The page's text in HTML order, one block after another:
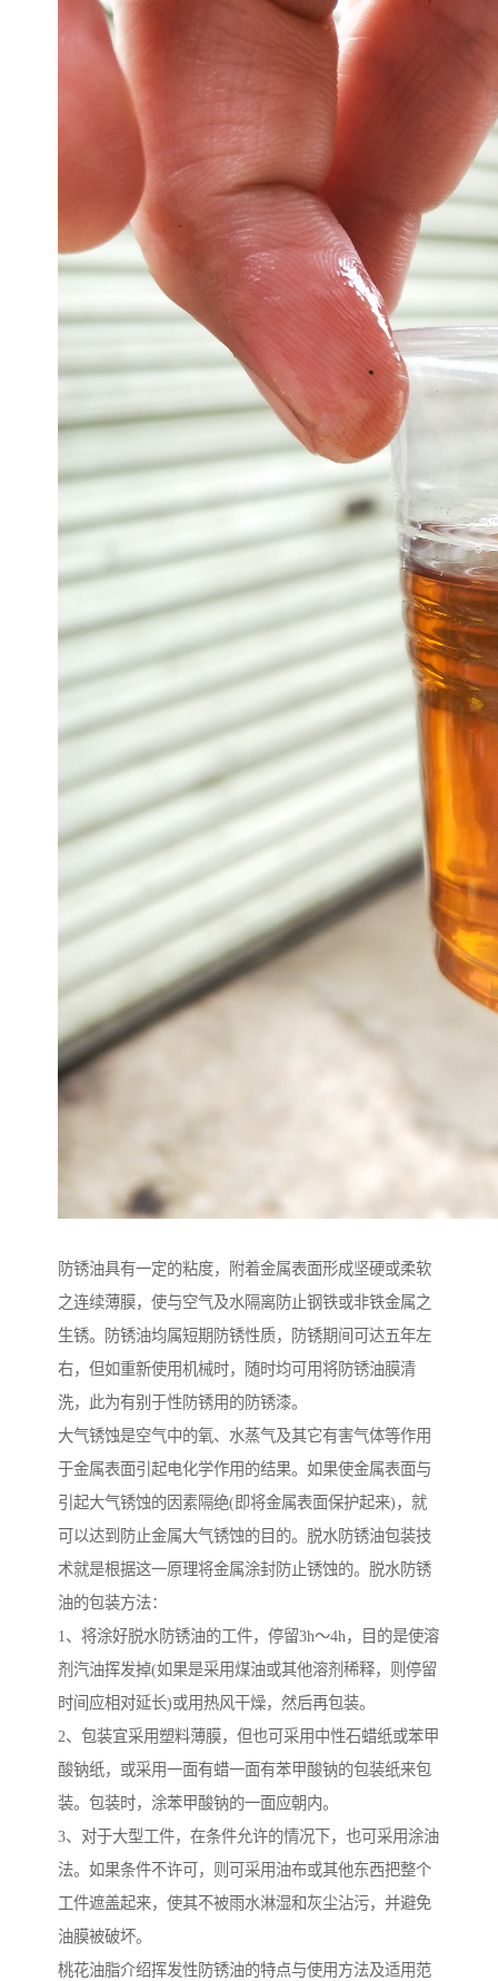
防锈油具有一定的粘度，附着金属表面形成坚硬或柔软
之连续薄膜，使与空气及水隔离防止钢铁或非铁金属之
生锈。防锈油均属短期防锈性质，防锈期间可达五年左
右，但如重新使用机械时，随时均可用将防锈油膜清
洗，此为有别于性防锈用的防锈漆。
大气锈蚀是空气中的氧、水蒸气及其它有害气体等作用
于金属表面引起电化学作用的结果。如果使金属表面与
引起大气锈蚀的因素隔绝(即将金属表面保护起来)，就
可以达到防止金属大气锈蚀的目的。脱水防锈油包装技
术就是根据这一原理将金属涂封防止锈蚀的。脱水防锈
油的包装方法：
1、将涂好脱水防锈油的工件，停留3h～4h，目的是使溶
剂汽油挥发掉(如果是采用煤油或其他溶剂稀释，则停留
时间应相对延长)或用热风干燥，然后再包装。
2、包装宜采用塑料薄膜，但也可采用中性石蜡纸或苯甲
酸钠纸，或采用一面有蜡一面有苯甲酸钠的包装纸来包
装。包装时，涂苯甲酸钠的一面应朝内。
3、对于大型工件，在条件允许的情况下，也可采用涂油
法。如果条件不许可，则可采用油布或其他东西把整个
工件遮盖起来，使其不被雨水淋湿和灰尘沾污，并避免
油膜被破坏。
桃花油脂介绍挥发性防锈油的特点与使用方法及适用范